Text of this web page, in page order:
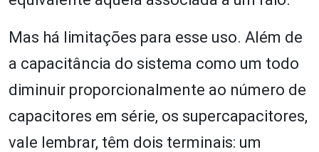
Mas há limitações para esse uso. Além de
a capacitância do sistema como um todo
diminuir proporcionalmente ao número de
capacitores em série, os supercapacitores,
vale lembrar, têm dois terminais: um